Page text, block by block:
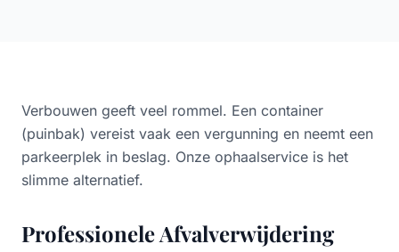
Verbouwen geeft veel rommel. Een container
(puinbak) vereist vaak een vergunning en neemt een
parkeerplek in beslag. Onze ophaalservice is het
slimme alternatief.
Professionele Afvalverwijdering